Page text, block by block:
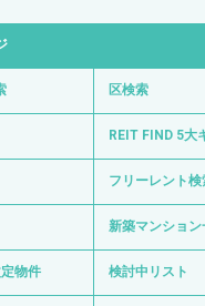
区検索
REIT FIND 5大
フリーレント検
新築マンション
物件 検討中リスト